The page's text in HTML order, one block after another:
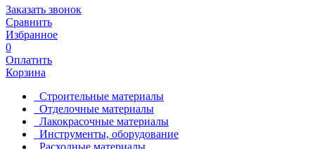
Заказать звонок
Сравнить
Избранное
0
Оплатить
Корзина
Строительные материалы
Отделочные материалы
Лакокрасочные материалы
Инструменты, оборудование
Расходные материалы